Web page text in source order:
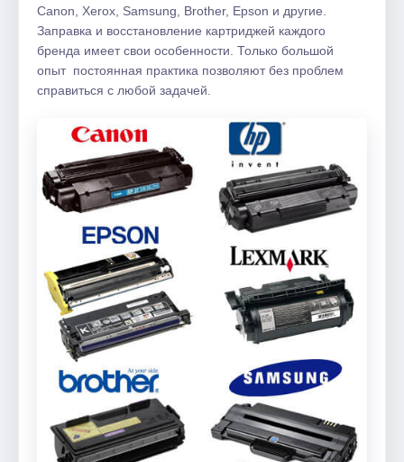
Canon, Xerox, Samsung, Brother, Epson и другие.
Заправка и восстановление картриджей каждого
бренда имеет свои особенности. Только большой
опыт постоянная практика позволяют без проблем
справиться с любой задачей.